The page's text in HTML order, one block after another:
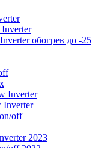
обогрев до -25
Inverter
Inverter
off
2023